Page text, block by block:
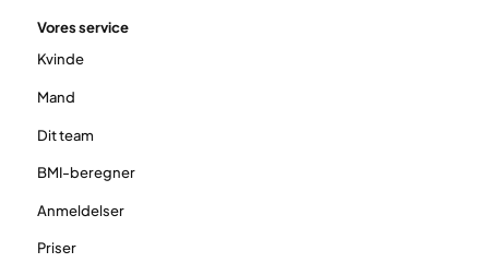
Vores service
Kvinde
Mand
Dit team
BMI-beregner
Anmeldelser
Priser